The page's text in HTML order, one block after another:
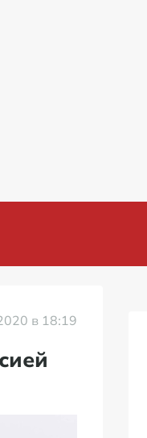
переговоры
в 18:19